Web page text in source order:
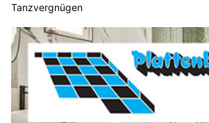
Tanzvergnügen